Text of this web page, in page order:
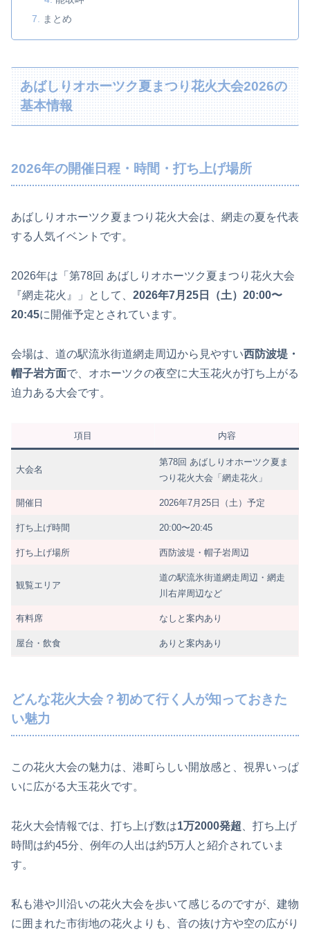
まとめ
あばしりオホーツク夏まつり花火大会2026の
基本情報
2026年の開催日程・時間・打ち上げ場所
あばしりオホーツク夏まつり花火大会は、網走の夏を代表
する人気イベントです。
2026年は「第78回 あばしりオホーツク夏まつり花火大会
『網走花火』」として、 2026年7月25日（土）20:00〜
20:45に開催予定とされています。
会場は、道の駅流氷街道網走周辺から見やすい西防波堤・
帽子岩方面で、オホーツクの夜空に大玉花火が打ち上がる
迫力ある大会です。
項目 内容
大会名
第78回 あばしりオホーツク夏ま
つり花火大会「網走花火」
開催日 2026年7月25日（土）予定
打ち上げ時間 20:00〜20:45
打ち上げ場所 西防波堤・帽子岩周辺
観覧エリア
道の駅流氷街道網走周辺・網走
川右岸周辺など
有料席 なしと案内あり
屋台・飲食 ありと案内あり
どんな花火大会？初めて行く人が知っておきた
い魅力
この花火大会の魅力は、港町らしい開放感と、視界いっぱ
いに広がる大玉花火です。
花火大会情報では、打ち上げ数は1万2000発超 、打ち上げ
時間は約45分、例年の人出は約5万人と紹介されていま
す。
私も港や川沿いの花火大会を歩いて感じるのですが、建物
に囲まれた市街地の花火よりも、音の抜け方や空の広がり